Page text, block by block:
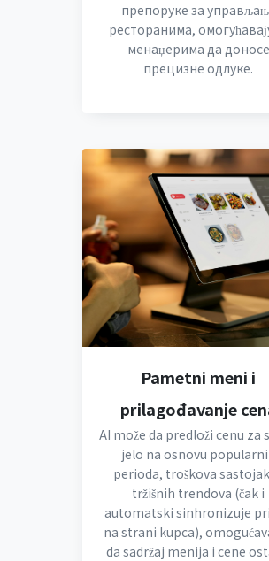
препоруке за
ресторанима,
менаџерима да доносе
прецизне одлуке.
Pametni meni i
prilagođavanje
AI može da predloži cenu za
jelo na osnovu
perioda, troškova
tržišnih trendova (čak i
automatski sinhronizuje
na strani kupca),
da sadržaj menija i cene